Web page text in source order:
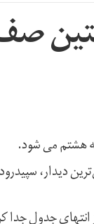
هشتم می شود.
دیدار،